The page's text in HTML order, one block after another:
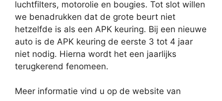
luchtfilters, motorolie en bougies. Tot slot willen
we benadrukken dat de grote beurt niet
hetzelfde is als een APK keuring. Bij een nieuwe
auto is de APK keuring de eerste 3 tot 4 jaar
niet nodig. Hierna wordt het een jaarlijks
terugkerend fenomeen.
Meer informatie vind u op de website van